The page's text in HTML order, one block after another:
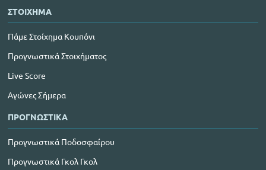
ΣΤΟΙΧΗΜΑ
Πάμε Στοίχημα Κουπόνι
Προγνωστικά Στοιχήματος
Live Score
Αγώνες Σήμερα
ΠΡΟΓΝΩΣΤΙΚΑ
Προγνωστικά Ποδοσφαίρου
Προγνωστικά Γκολ Γκολ